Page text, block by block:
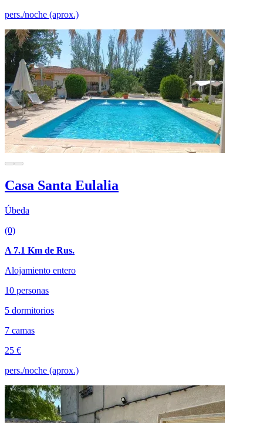
pers./noche (aprox.)
Casa Santa Eulalia
Úbeda
(0)
A 7.1 Km de Rus.
Alojamiento entero
10 personas
5 dormitorios
7 camas
25 €
pers./noche (aprox.)